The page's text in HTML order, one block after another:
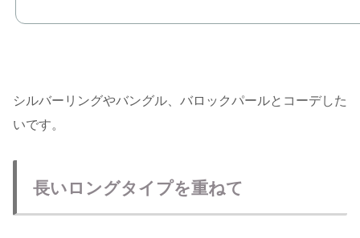
シルバーリングやバングル、バロックパールとコーデした
いです。
長いロングタイプを重ねて